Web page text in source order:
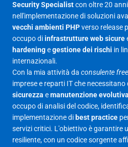
Giugno 2025
Maggio 2025
Aprile 2025
Marzo 2025
Febbraio 2025
Gennaio 2025
Giugno 2023
Maggio 2023
Security Specialistcon oltre 20
nell'implementazione di soluzioni
vecchi ambienti PHPverso release
occupo diinfrastrutture web sicure
hardeningegestione dei rischi in
internazionali.
Con la mia attività da consulente
imprese e reparti IT che necessitano
sicurezza emanutenzione evolutiva
occupo di analisi del codice,
implementazione di best practice
servizi critici. L'obiettivo è garantire
resiliente, con un codice sorgente